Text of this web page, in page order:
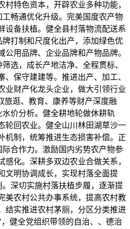
特色资本，开辟农业多种功能，
畅通优化升级。完美国度农产物
设备扶植。健全县村落物流配送系
打制和尺度化出产，添加绿色优
用品牌、企业品牌和产物品牌。
选，成长产地洁净、全程贯标、
保守建建等。推进出产、加工、
业财产化龙头企业，做大引领行业
旅逛、教育、康养等财产深度融
价分析。健全耕地轮做休耕轨
轮回农业。健全山川林田湖草沙一
机制，统筹推进生态损害补偿。正
合作力。激励国内劣势农产物参
化。深耕多双边农业合做关系，
文明协调成长，实现村落全面提
深切实施村落扶植步履，逐渐提
美农村公共办事系统，提高农村教
结实推进农村茅厕，分区分类推进
健全党组织带领的自治、、德治